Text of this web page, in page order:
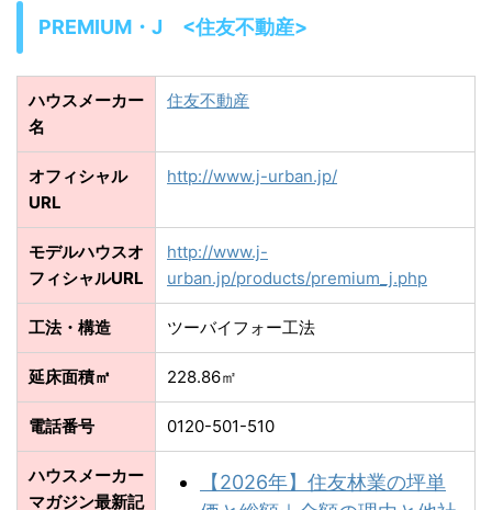
PREMIUM・J <住友不動産>
ハウスメーカー
名
住友不動産
オフィシャル
URL
http://www.j-urban.jp/
モデルハウスオ
フィシャルURL
http://www.j-
urban.jp/products/premium_j.php
工法・構造 ツーバイフォー工法
延床面積㎡ 228.86㎡
電話番号 0120-501-510
ハウスメーカー
マガジン最新記
【2026年】住友林業の坪単